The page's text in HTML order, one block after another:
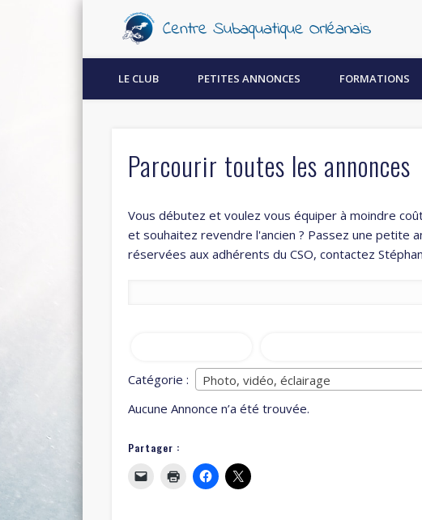
Découvrez la plongée sous-marine à Orléans !
LE CLUB PETITES ANNONCES FORMATIONS
Parcourir toutes les annonces
Vous débutez et voulez vous équiper à moindre
et souhaitez revendre l'ancien ? Passez une petite
réservées aux adhérents du CSO, contactez
Catégorie :
Photo, vidéo, éclairage
Aucune Annonce n’a été trouvée.
Partager :